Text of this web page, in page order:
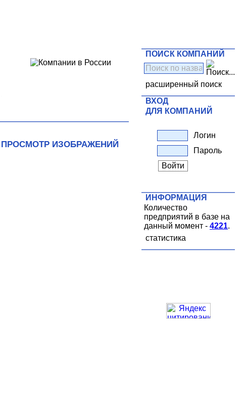
ПРОСМОТР ИЗОБРАЖЕНИЙ
ПОИСК КОМПАНИЙ
расширенный поиск
ВХОД
ДЛЯ КОМПАНИЙ
Логин
Пароль
ИНФОРМАЦИЯ
Количество
предприятий в базе на
данный момент - 4221.
статистика